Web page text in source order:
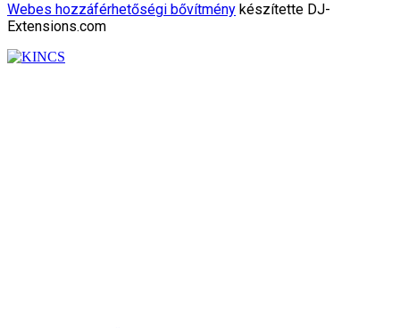
Webes hozzáférhetőségi bővítmény készítette DJ-
Extensions.com